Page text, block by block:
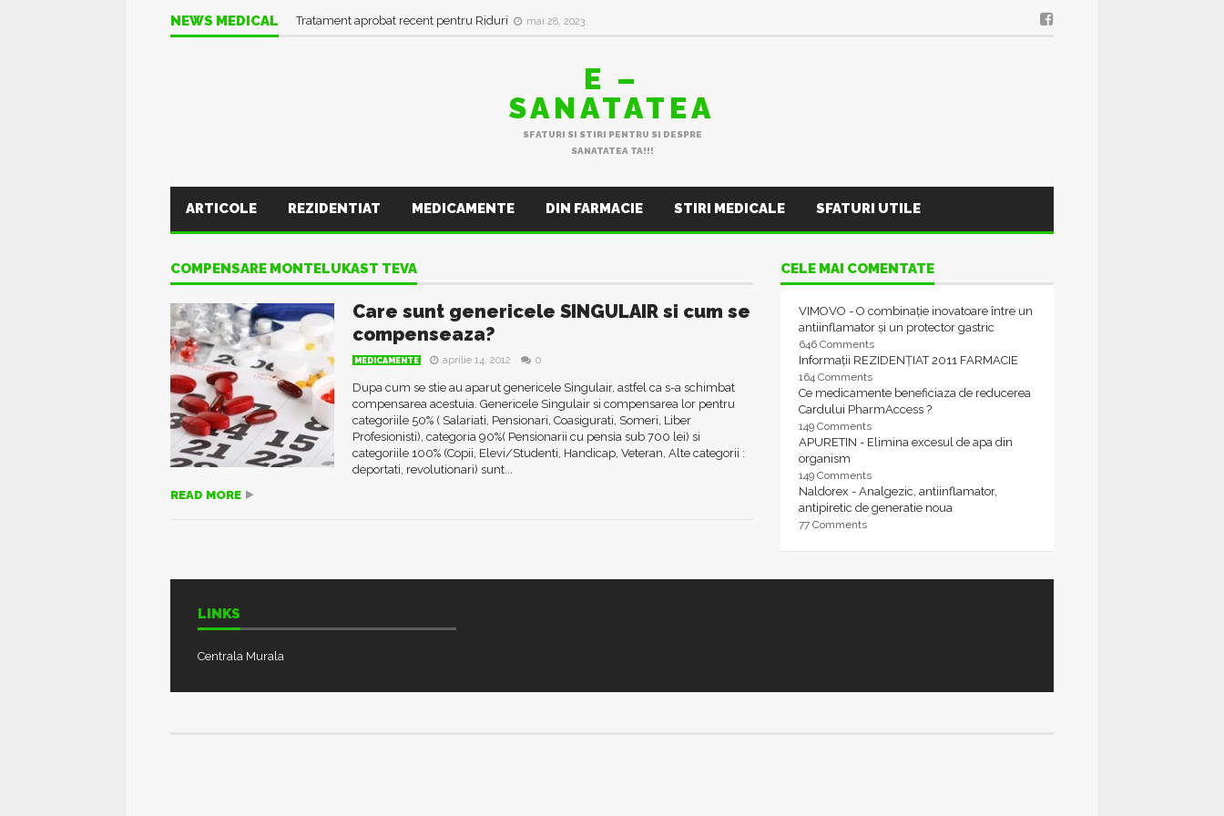
NEWS MEDICAL Tratament aprobat recent pentru Riduri mai 28, 2023
E –
SANATATEA
SFATURI SI STIRI PENTRU SI DESPRE
SANATATEA TA!!!
ARTICOLE REZIDENTIAT MEDICAMENTE DIN FARMACIE STIRI MEDICALE SFATURI UTILE
COMPENSARE MONTELUKAST TEVA
Care sunt genericele SINGULAIR si cum se
compenseaza?
MEDICAMENTE aprilie 14, 2012 0
Dupa cum se stie au aparut genericele Singulair, astfel ca s-a schimbat
compensarea acestuia. Genericele Singulair si compensarea lor pentru
categoriile 50% ( Salariati, Pensionari, Coasigurati, Someri, Liber
Profesionisti), categoria 90%( Pensionarii cu pensia sub 700 lei) si
categoriile 100% (Copii, Elevi/Studenti, Handicap, Veteran, Alte categorii :
deportati, revolutionari) sunt...
READ MORE
CELE MAI COMENTATE
VIMOVO - O combinație inovatoare între un
antiinflamator și un protector gastric
646 Comments
Informații REZIDENȚIAT 2011 FARMACIE
164 Comments
Ce medicamente beneficiaza de reducerea
Cardului PharmAccess ?
149 Comments
APURETIN - Elimina excesul de apa din
organism
149 Comments
Naldorex - Analgezic, antiinflamator,
antipiretic de generatie noua
77 Comments
LINKS
Centrala Murala